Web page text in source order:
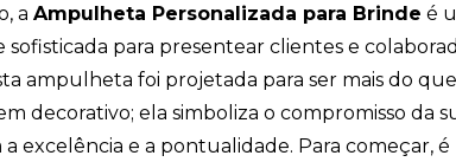
a Ampulheta Personalizada para Brinde é
sofisticada para presentear clientes e
ampulheta foi projetada para ser mais do que
decorativo; ela simboliza o compromisso da
excelência e a pontualidade. Para começar, é